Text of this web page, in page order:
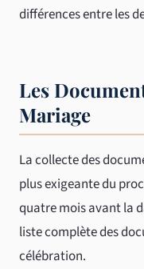
différences entre les
Les
Mariage
La collecte des
plus exigeante du
quatre mois avant la
liste complète des
célébration.